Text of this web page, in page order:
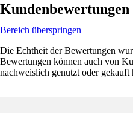
Kundenbewertungen
Bereich überspringen
Die Echtheit der Bewertungen
Bewertungen können auch von
nachweislich genutzt oder gekauft